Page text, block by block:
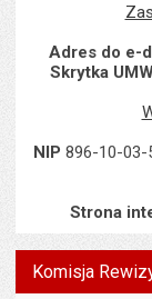
Adres do e-
Skrytka
NIP 896-10-03-
Strona
Komisja